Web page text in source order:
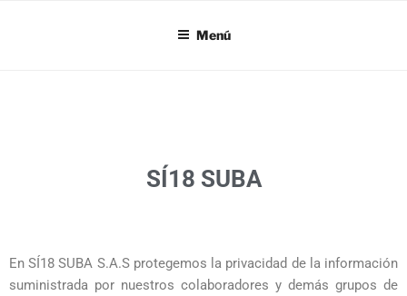
Menú
SÍ18 SUBA
En SÍ18 SUBA S.A.S protegemos la privacidad de la información
suministrada por nuestros colaboradores y demás grupos de